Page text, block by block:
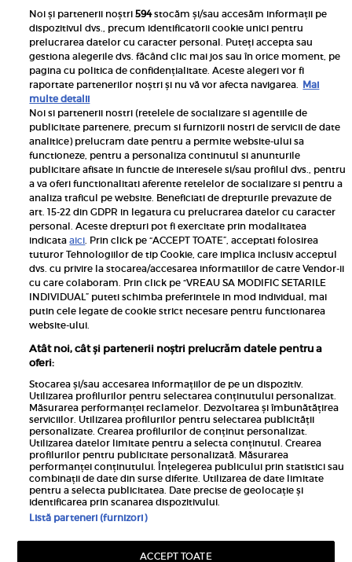
Inscrie-te la newsletterul UNICA
Pariază responsabil! Decizia ONJN nr. 821/25.09.2025.
Jocurile de noroc sunt interzise minorilor.
Links
Calculator sarcina
Rețete
Libertatea
Viva
Libertatea pentru femei
Avantaje
Noi și partenerii noștri594stocăm și/sau accesăm informații pe
dispozitivul dvs., precum identificatorii cookie unici pentru
prelucrarea datelor cu caracter personal. Puteți accepta sau
gestiona alegerile dvs. făcând clic mai jos sau în orice moment, pe
pagina cu politica de confidențialitate. Aceste alegeri vor fi
raportate partenerilor noștri și nu vă vor afecta navigarea. Mai
multe detalii
Noi si partenerii nostri (retelele de socializare si agentiile de
publicitate partenere, precum si furnizorii nostri de servicii de date
analitice) prelucram date pentru a permite website-ului sa
functioneze, pentru a personaliza continutul si anunturile
publicitare afisate in functie de interesele si/sau profilul dvs., pentru
a va oferi functionalitati aferente retelelor de socializare si pentru a
analiza traficul pe website. Beneficiati de drepturile prevazute de
art. 15-22 din GDPR in legatura cu prelucrarea datelor cu caracter
personal. Aceste drepturi pot fi exercitate prin modalitatea
indicataaici. Prin click pe “ACCEPT TOATE”, acceptati folosirea
tuturor Tehnologiilor de tip Cookie, care implica inclusiv acceptul
dvs. cu privire la stocarea/accesarea informatiilor de catre Vendor-ii
cu care colaboram. Prin click pe “VREAU SA MODIFIC SETARILE
INDIVIDUAL” puteti schimba preferintele in mod individual, mai
putin cele legate de cookie strict necesare pentru functionarea
website-ului.
Atât noi, cât și partenerii noștri prelucrăm datele pentru a
oferi:
Stocarea și/sau accesarea informațiilor de pe un dispozitiv.
Utilizarea profilurilor pentru selectarea conținutului personalizat.
Măsurarea performanței reclamelor. Dezvoltarea și îmbunătățirea
serviciilor. Utilizarea profilurilor pentru selectarea publicității
personalizate. Crearea profilurilor de conținut personalizat.
Utilizarea datelor limitate pentru a selecta conținutul. Crearea
profilurilor pentru publicitate personalizată. Măsurarea
performanței conținutului. Înțelegerea publicului prin statistici sau
combinații de date din surse diferite. Utilizarea de date limitate
pentru a selecta publicitatea. Date precise de geolocație și
identificarea prin scanarea dispozitivului.
Listă parteneri (furnizori)
ACCEPT TOATE